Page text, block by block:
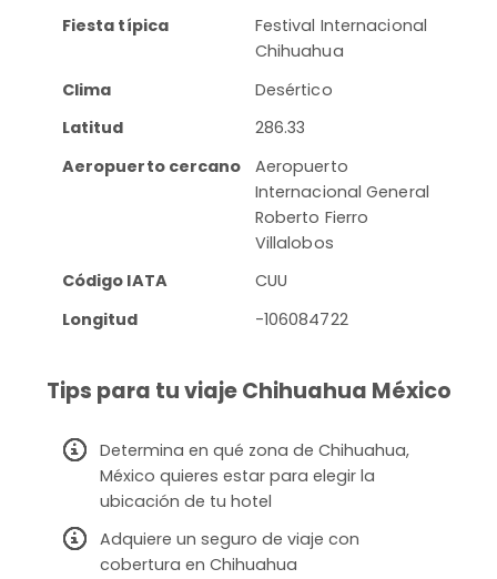
Fiesta típica
Festival Internacional
Chihuahua
Clima
Desértico
Latitud
286.33
Aeropuerto cercano
Aeropuerto
Internacional General
Roberto Fierro
Villalobos
Código IATA
CUU
Longitud
-106084722
Tips para tu viaje Chihuahua México
Determina en qué zona de Chihuahua,
México quieres estar para elegir la
ubicación de tu hotel
Adquiere un seguro de viaje con
cobertura en Chihuahua